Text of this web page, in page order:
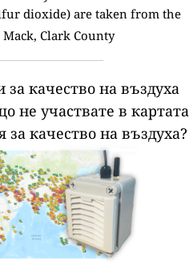
dioxide) are taken from the
Clark County
за качество на въздуха
не участвате в картата
за качество на въздуха?